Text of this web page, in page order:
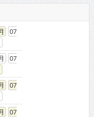
07
07
07
07